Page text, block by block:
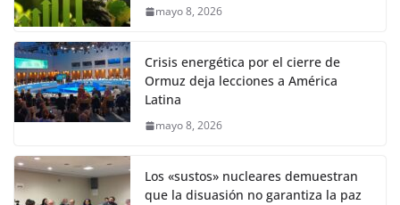
mayo 8, 2026
Crisis energética por el cierre de
Ormuz deja lecciones a América
Latina
mayo 8, 2026
Los «sustos» nucleares demuestran
que la disuasión no garantiza la paz